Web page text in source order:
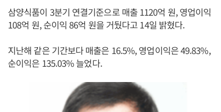
삼양식품이 3분기 연결기준으로 매출 1120억 원, 영업이익
108억 원, 순이익 86억 원을 거뒀다고 14일 밝혔다.
지난해 같은 기간보다 매출은 16.5%, 영업이익은 49.83%,
순이익은 135.03% 늘었다.